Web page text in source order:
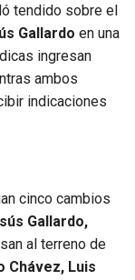
tendido sobre el
Gallardo en una
ingresan
ambos
indicaciones
cinco cambios
Gallardo,
al terreno de
Chávez, Luis